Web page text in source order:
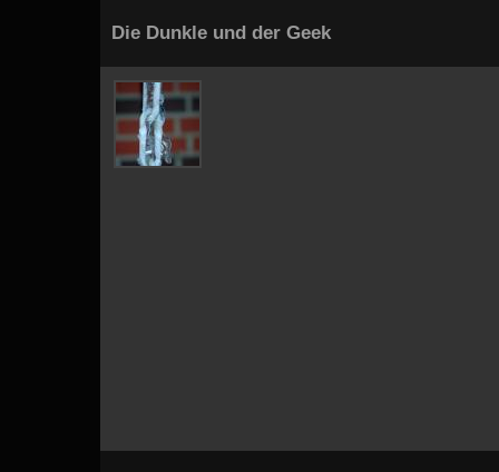
Die Dunkle und der Geek